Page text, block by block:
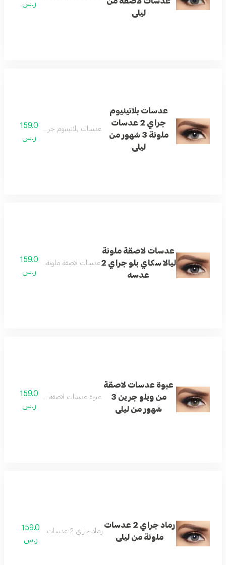
ليلى
ر.س
عدسات بلاتينيوم
جراي 2 عدسات
ملونة 3 شهور من
ليلى
عدسات بلاتينيوم جراي 2 عدسات ملونة 3 شهور من ليلى
159.0
ر.س
عدسات لاصقة ملونة
ليالا سكاي بلو جراي 2
عدسه
عدسات لاصقة ملونة ليالا سكاي بلو جراي
159.0
ر.س
عبوة عدسات لاصقة
من ويلو جرين 3
شهور من ليلى
عبوة عدسات لاصقة من ويلو جرين 3 شهور من ليلى
159.0
ر.س
رماد جراي 2 عدسات
ملونة من ليلى
رماد جراي 2 عدسات ملونة من ليلى
159.0
ر.س